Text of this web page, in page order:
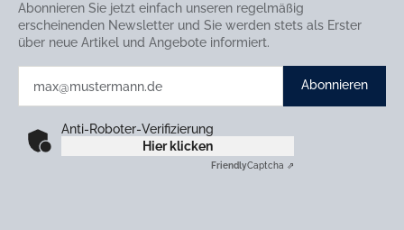
Abonnieren Sie jetzt einfach unseren regelmäßig
erscheinenden Newsletter und Sie werden stets als Erster
über neue Artikel und Angebote informiert.
Abonnieren
Anti-Roboter-Verifizierung
Hier klicken
FriendlyCaptcha ⇗